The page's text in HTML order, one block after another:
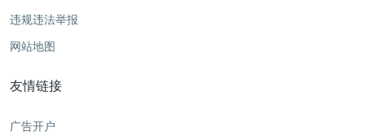
违规违法举报
网站地图
友情链接
广告开户